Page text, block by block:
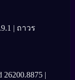
| ถาวร
|